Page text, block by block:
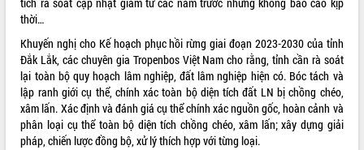
Ngành cá ngừ Đắk Lắk chủ động thích
Diễn đàn Kinh tế tư nhân Việt Nam đột
phá cơ chế - Hợp tác công tư
Đề án 06 tạo bước ngoặt đột phá trong
cải cách hành chính tỉnh Đắk Lắk
Kết nối tour, đẩy mạnh chuyển đổi số
để phát triển du lịch Đắk Lắk
tích rà soảt cập nhật giảm từ các năm trước những không báo cáo kịp
thời…
Khuyến nghị cho Kế hoạch phục hồi rừng giai đoạn 2023-2030 của tỉnh
Đắk Lắk, các chuyên gia Tropenbos Việt Nam cho rằng, tỉnh cần rà soát
lại toàn bộ quy hoạch lâm nghiệp, đất lâm nghiệp hiện có. Bóc tách và
lập ranh giới cụ thể, chính xác toàn bộ diện tích đất LN bị chồng chéo,
xâm lấn. Xác định và đánh giá cụ thể chính xác nguồn gốc, hoàn cảnh và
phân loại cụ thể toàn bộ diện tích chồng chéo, xâm lấn; xây dựng giải
pháp, chiến lược đồng bộ, xử lý thích hợp với từng loại.